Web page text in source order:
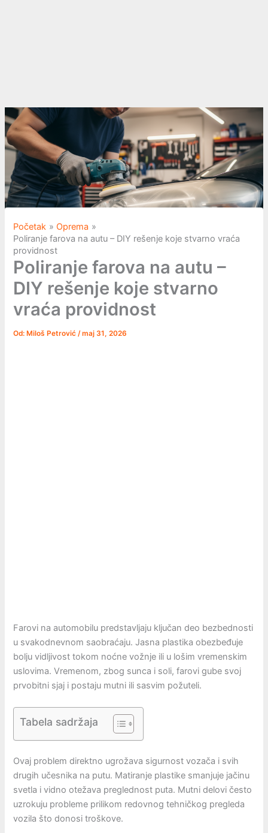
Početak
Oprema
Poliranje farova na autu – DIY rešenje koje stvarno vraća
providnost
Poliranje farova na autu –
DIY rešenje koje stvarno
vraća providnost
Od: Miloš Petrović/maj 31, 2026
Farovi na automobilu predstavljaju ključan deo bezbednosti
u svakodnevnom saobraćaju. Jasna plastika obezbeđuje
bolju vidljivost tokom noćne vožnje ili u lošim vremenskim
uslovima. Vremenom, zbog sunca i soli, farovi gube svoj
prvobitni sjaj i postaju mutni ili sasvim požuteli.
Tabela sadržaja
Ovaj problem direktno ugrožava sigurnost vozača i svih
drugih učesnika na putu. Matiranje plastike smanjuje jačinu
svetla i vidno otežava preglednost puta. Mutni delovi često
uzrokuju probleme prilikom redovnog tehničkog pregleda
vozila što donosi troškove.